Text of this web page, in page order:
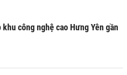
khu công nghệ cao Hưng Yên gần